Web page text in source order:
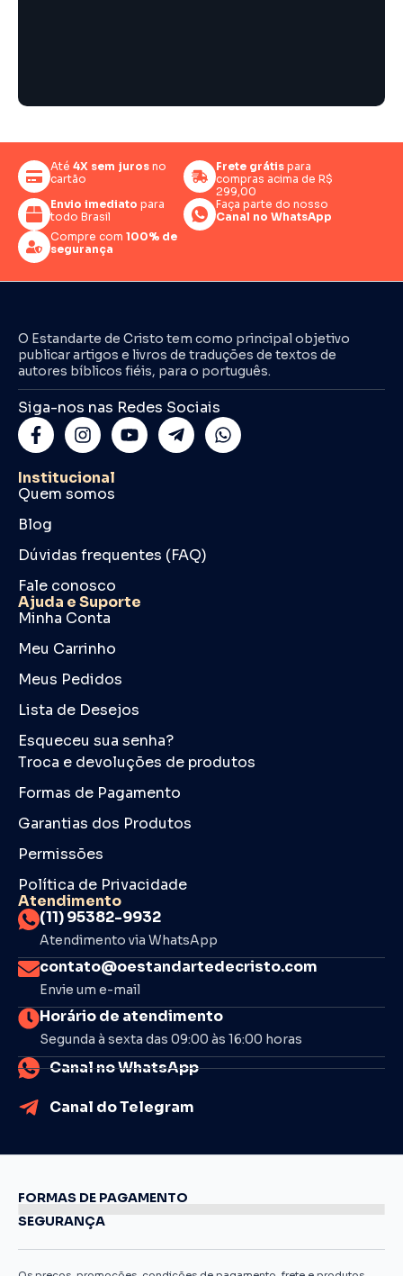
Até 4X sem juros no
cartão
Frete grátispara
compras acima de R$
299,00
Envio imediato para
todo Brasil
Faça parte do nosso
Canal no WhatsApp
Compre com 100% de
segurança
O Estandarte de Cristo tem como principal objetivo
publicar artigos e livros de traduções de textos de
autores bíblicos fiéis, para o português.
Siga-nos nas Redes Sociais
Institucional
Quem somos
Blog
Dúvidas frequentes (FAQ)
Fale conosco
Ajuda e Suporte
Minha Conta
Meu Carrinho
Meus Pedidos
Lista de Desejos
Esqueceu sua senha?
Troca e devoluções de produtos
Formas de Pagamento
Garantias dos Produtos
Permissões
Política de Privacidade
Atendimento
(11) 95382-9932
Atendimento via WhatsApp
contato@oestandartedecristo.com
Envie um e-mail
Horário de atendimento
Segunda à sexta das 09:00 às 16:00 horas
Canal no WhatsApp
Canal do Telegram
FORMAS DE PAGAMENTO
SEGURANÇA